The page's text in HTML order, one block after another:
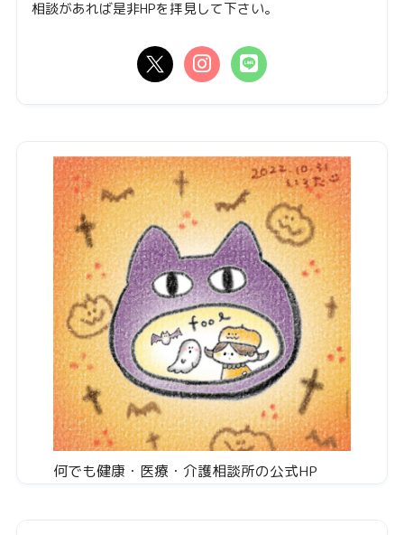
相談があれば是非HPを拝見して下さい。
何でも健康・医療・介護相談所の公式HP